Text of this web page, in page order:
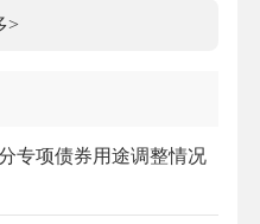
>
专项债券用途调整情况